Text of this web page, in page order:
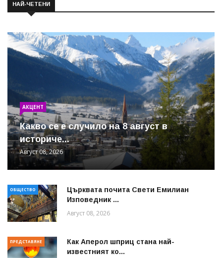
НАЙ-ЧЕТЕНИ
АКЦЕНТ
Какво се е случило на 8 август в
историче...
Август 08, 2026
ОБЩЕСТВО
Църквата почита Свeти Емилиан
Изповедник ...
Август 08, 2026
ПРЕДСТАВЯНЕ
Как Аперол шприц стана най-
известният ко...